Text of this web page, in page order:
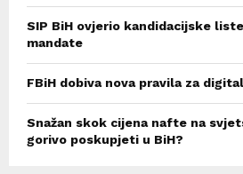
SIP BiH ovjerio kandidacijske
mandate
FBiH dobiva nova pravila za
Snažan skok cijena nafte na
gorivo poskupjeti u BiH?